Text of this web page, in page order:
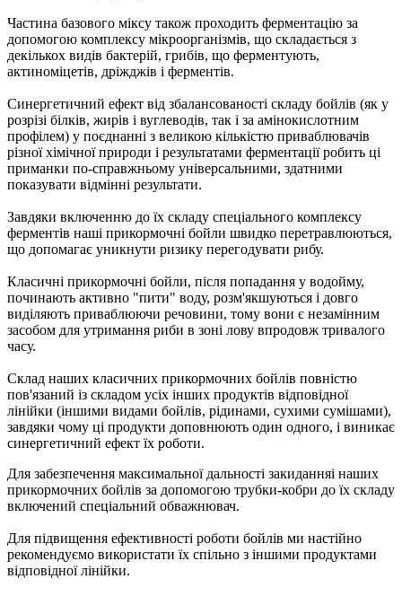
Частина базового міксу також проходить ферментацію за
допомогою комплексу мікроорганізмів, що складається з
декількох видів бактерій, грибів, що ферментують,
актиноміцетів, дріжджів і ферментів.
Синергетичний ефект від збалансованості складу бойлiв (як у
розрізі білків, жирів і вуглеводів, так і за амінокислотним
профілем) у поєднанні з великою кількістю приваблювачiв
різної хімічної природи і результатами ферментації робить ці
приманки по-справжньому універсальними, здатними
показувати відмінні результати.
Завдяки включенню до їх складу спеціального комплексу
ферментів наші прикормочні бойли швидко перетравлюються,
що допомагає уникнути ризику перегодувати рибу.
Класичні прикормочні бойли, пiсля попадання у водойму,
починають активно "пити" воду, розм'якшуються і довго
виділяють приваблюючи речовини, тому вони є незамінним
засобом для утримання риби в зоні лову впродовж тривалого
часу.
Склад наших класичних прикормочних бойлiв повністю
пов'язаний із складом усіх інших продуктів відповідної
лінійки (іншими видами бойлiв, рідинами, сухими сумішами),
завдяки чому ці продукти доповнюють один одного, і виникає
синергетичний ефект їх роботи.
Для забезпечення максимальної дальності закиданняі наших
прикормочних бойлiв за допомогою трубки-кобри до їх складу
включений спеціальний обважнювач.
Для підвищення ефективності роботи бойлiв ми настійно
рекомендуємо використати їх спільно з іншими продуктами
відповідної лінійки.